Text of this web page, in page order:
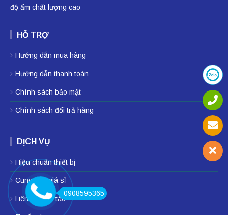
độ ẩm chất lượng cao
HỖ TRỢ
Hướng dẫn mua hàng
Hướng dẫn thanh toán
Chính sách bảo mật
Chính sách đổi trả hàng
DỊCH VỤ
Hiệu chuẩn thiết bị
Cung cấp giá sỉ
Liên hệ hợp tác
0908595365